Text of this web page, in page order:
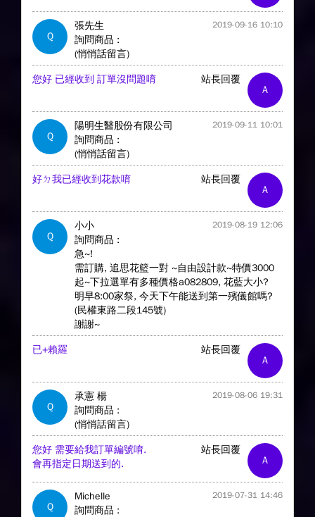
Q
張先生 2019-09-16 10:10
詢問商品 :
(悄悄話留言)
A
站長回覆
您好 已經收到 訂單沒問題唷
Q
陽明生醫股份有限公司 2019-09-11 10:01
詢問商品 :
(悄悄話留言)
A
站長回覆
好ㄉ我已經收到花款唷
Q
小小 2019-08-19 12:06
詢問商品 :
急~!
需訂購, 追思花籃一對 ~自由設計款~特價3000
起~下拉選單有多種價格a082809, 花藍大小?
明早8:00家祭, 今天下午能送到第一殯儀館嗎?
(民權東路二段145號)
謝謝~
A
站長回覆
已+賴羅
Q
承憲 楊 2019-08-06 19:31
詢問商品 :
(悄悄話留言)
A
站長回覆
您好 需要給我訂單編號唷.
會再指定日期送到的.
Q
Michelle 2019-07-31 14:46
詢問商品 :